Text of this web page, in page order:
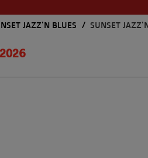
JAZZ'N BLUES SUNSET
2026